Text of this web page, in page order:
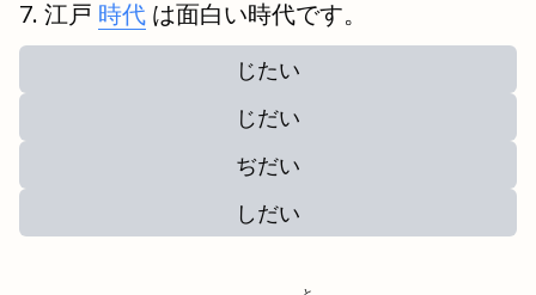
江戸 時代 は面白い時代です。
じたい
じだい
ぢだい
しだい